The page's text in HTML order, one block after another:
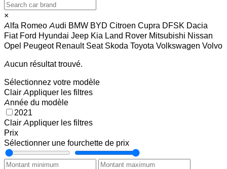
×
Alfa RomeoAudi BMW BYD Citroen Cupra DFSK Dacia
Fiat Ford Hyundai Jeep Kia Land Rover Mitsubishi Nissan
Opel Peugeot Renault Seat Skoda Toyota Volkswagen Volvo
Aucun résultat trouvé.
Sélectionnez votre modèle
Clair Appliquer les filtres
Année du modèle
2021
Clair Appliquer les filtres
Prix
Sélectionner une fourchette de prix